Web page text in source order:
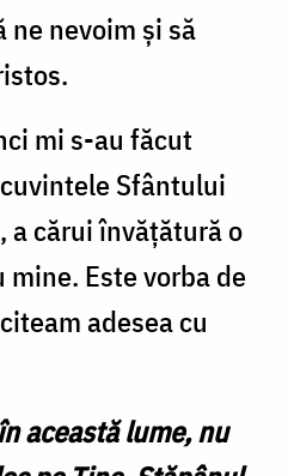
ne nevoim și să
mi s-au făcut
Sfântului
a cărui învățătură o
Este vorba de
adesea cu
această lume, nu